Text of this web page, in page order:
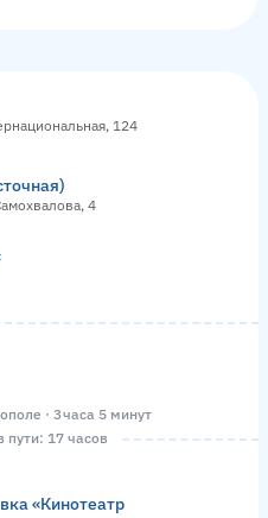
124
4
· 3 часа 5 минут
17 часов
«Кинотеатр